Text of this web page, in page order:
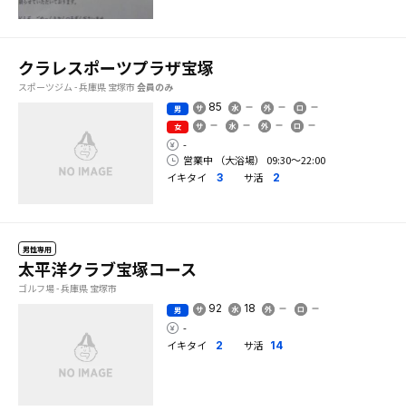
クラレスポーツプラザ宝塚
スポーツジム - 兵庫県 宝塚市 会員のみ
男 85
女
-
営業中 （大浴場） 09:30〜22:00
イキタイ
3 サ活 2
男性専用
太平洋クラブ宝塚コース
ゴルフ場 - 兵庫県 宝塚市
男 92 18
-
イキタイ
2 サ活 14